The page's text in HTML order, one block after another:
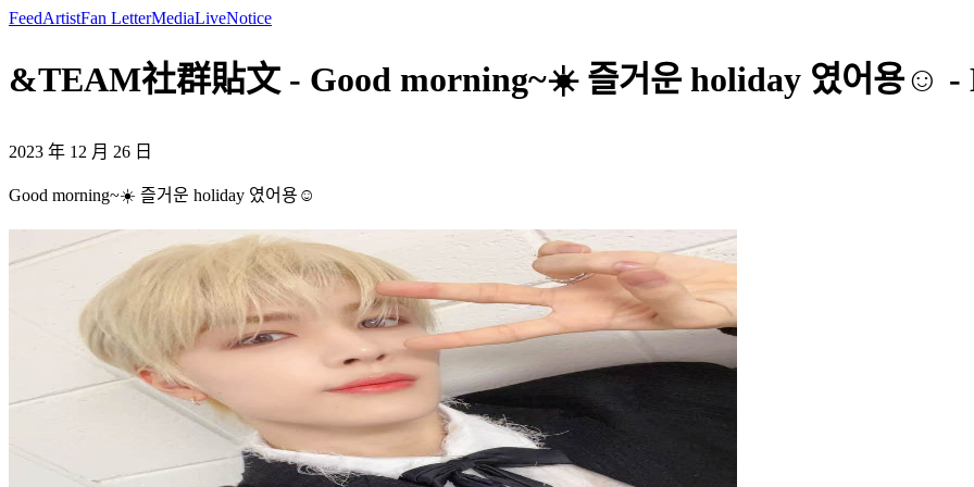
FeedArtistFan LetterMediaLiveNotice
&TEAM社群貼文 - Good morning~☀️ 즐거운 holiday 였어용☺️
2023 年 12 月 26 日
Good morning~☀️ 즐거운 holiday 였어용☺️